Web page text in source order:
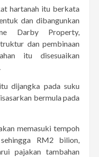
hartanah itu berkata
dan dibangunkan
Darby Property,
dan pembinaan
itu disesuaikan
dijangka pada suku
bermula pada
memasuki tempoh
RM2 bilion,
pajakan tambahan